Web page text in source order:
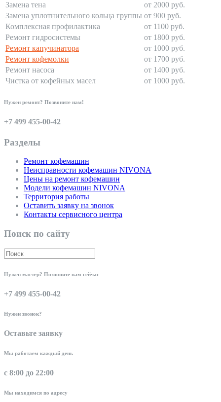
Замена тена
от 2000 руб.
Замена уплотнительного кольца группы от 900 руб.
Комплексная профилактика
от 1100 руб.
Ремонт гидросистемы
от 1800 руб.
Ремонт капучинатора
от 1000 руб.
Ремонт кофемолки
от 1700 руб.
Ремонт насоса
от 1400 руб.
Чистка от кофейных масел
от 1000 руб.
Нужен ремонт? Позвоните нам!
+7 499 455-00-42
Разделы
Ремонт кофемашин
Неисправности кофемашин NIVONA
Цены на ремонт кофемашин
Модели кофемашин NIVONA
Территория работы
Оставить заявку на звонок
Контакты сервисного центра
Поиск по сайту
Нужен мастер? Позвоните нам сейчас
+7 499 455-00-42
Нужен звонок?
Оставьте заявку
Мы работаем каждый день
с 8:00 до 22:00
Мы находимся по адресу